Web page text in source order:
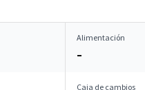
Alimentación
–
Caja de cambios